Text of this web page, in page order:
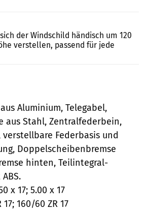
der Windschild händisch um 120
verstellen, passend für jede
Aluminium, Telegabel,
aus Stahl, Zentralfederbein,
Feder­basis und
Doppelscheibenbremse
hinten, Teilintegral-
x 17; 5.00 x 17
160/60 ZR 17